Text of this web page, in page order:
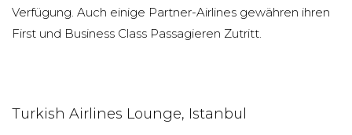
Verfügung. Auch einige Partner-Airlines gewähren ihren
First und Business Class Passagieren Zutritt.
Turkish Airlines Lounge, Istanbul